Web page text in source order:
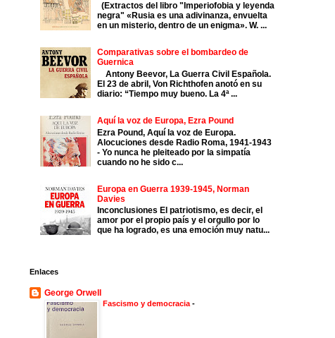
(Extractos del libro "Imperiofobia y leyenda
negra" «Rusia es una adivinanza, envuelta
en un misterio, dentro de un enigma». W. ...
Comparativas sobre el bombardeo de
Guernica
Antony Beevor, La Guerra Civil Española.
El 23 de abril, Von Richthofen anotó en su
diario: “Tiempo muy bueno. La 4ª ...
Aquí la voz de Europa, Ezra Pound
Ezra Pound, Aquí la voz de Europa.
Alocuciones desde Radio Roma, 1941-1943
- Yo nunca he pleiteado por la simpatía
cuando no he sido c...
Europa en Guerra 1939-1945, Norman
Davies
Inconclusiones El patriotismo, es decir, el
amor por el propio país y el orgullo por lo
que ha logrado, es una emoción muy natu...
Enlaces
George Orwell
Fascismo y democracia -